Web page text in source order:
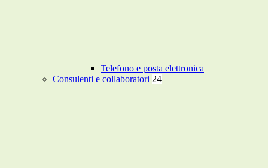
Telefono e posta elettronica
Consulenti e collaboratori 24